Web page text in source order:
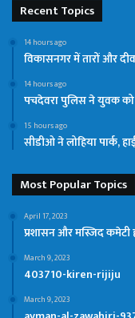
Recent Topics
14 hours ago
विकासनगर में तारों और
14 hours ago
पचदेवरा पुलिस ने युवक
15 hours ago
सीडीओ ने लोहिया पार्क,
Most Popular Topics
April 17, 2023
प्रशासन और मस्जिद कमेटी
March 9, 2023
403710-kiren-rijiju
March 9, 2023